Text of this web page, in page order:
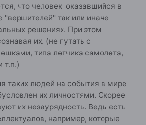
что человек, оказавшийся в
"вершителей" так или иначе
решениях. При этом
их. (не путать с
типа летчика самолета,
т.п.)
таких людей на события в мире
их личностями. Скорее
их незаурядность. Ведь есть
например, которые